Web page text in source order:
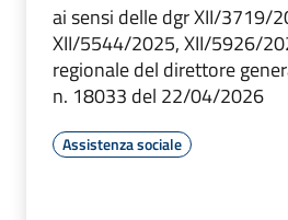
ai sensi delle dgr XII/3719/
XII/5544/2025, XII/5926/
regionale del direttore
n. 18033 del 22/04/2026
Assistenza sociale